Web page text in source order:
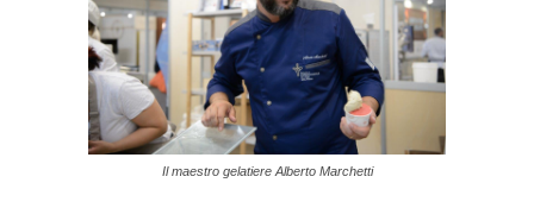
Il maestro gelatiere Alberto Marchetti